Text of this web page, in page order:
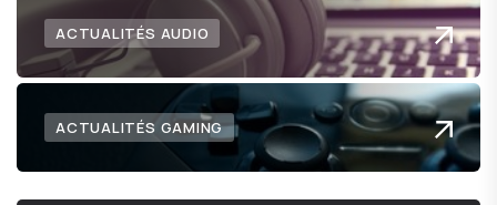
ACTUALITÉS AUDIO
ACTUALITÉS GAMING